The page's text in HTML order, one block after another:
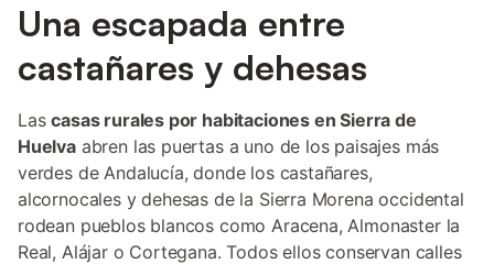
Una escapada entre
castañares y dehesas
Lascasas rurales por habitaciones en Sierra de
Huelvaabren las puertas a uno de los paisajes más
verdes de Andalucía, donde los castañares,
alcornocales y dehesas de la Sierra Morena occidental
rodean pueblos blancos como Aracena, Almonaster la
Real, Alájar o Cortegana. Todos ellos conservan calles